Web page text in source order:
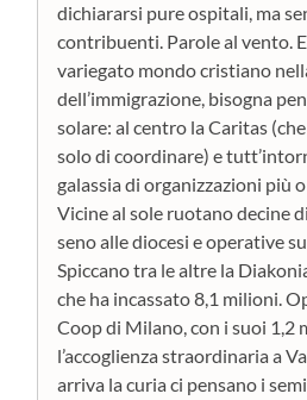
dichiararsi pure ospitali, ma
contribuenti. Parole al vento.
variegato mondo cristiano
dell’immigrazione, bisogna
solare: al centro la Caritas
solo di coordinare) e
galassia di organizzazioni più
Vicine al sole ruotano decine
seno alle diocesi e operative
Spiccano tra le altre la
che ha incassato 8,1 milioni.
Coop di Milano, con i suoi 1,2
l’accoglienza straordinaria a
arriva la curia ci pensano i